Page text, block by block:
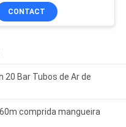
CONTACT
Bar Tubos de Ar de
comprida mangueira